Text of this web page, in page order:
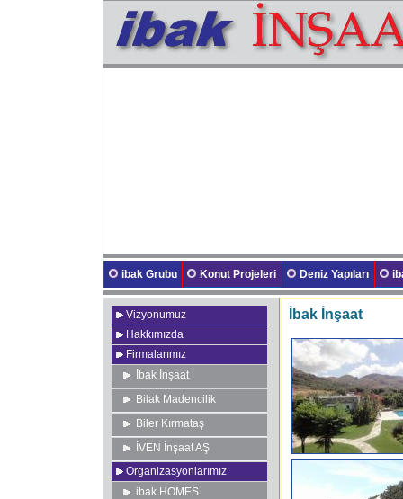
ibak Grubu Konut Projeleri Deniz Yapıları
Vizyonumuz
Hakkımızda
Firmalarımız
İbak İnşaat
Bilak Madencilik
Biler Kırmataş
İVEN İnşaat AŞ
Organizasyonlarımız
ibak HOMES
İbak İnşaat